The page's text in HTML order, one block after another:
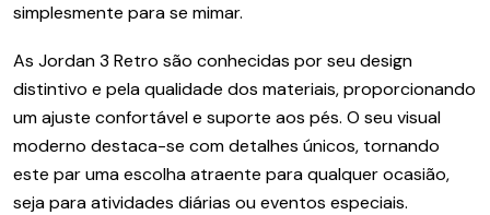
simplesmente para se mimar.
As Jordan 3 Retro são conhecidas por seu design
distintivo e pela qualidade dos materiais, proporcionando
um ajuste confortável e suporte aos pés. O seu visual
moderno destaca-se com detalhes únicos, tornando
este par uma escolha atraente para qualquer ocasião,
seja para atividades diárias ou eventos especiais.